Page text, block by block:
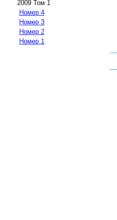
2009 Том 1
Номер 4
Номер 3
Номер 2
Номер 1